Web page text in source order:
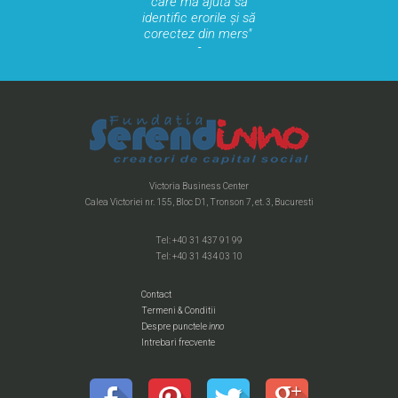
identific erorile și să
corectez din mers"
Victoria Business Center
Calea Victoriei nr. 155, Bloc D1, Tronson 7, et. 3, Bucuresti
Tel: +40 31 437 91 99
Tel: +40 31 434 03 10
Contact
Termeni & Conditii
Despre puncteleinno
Intrebari frecvente